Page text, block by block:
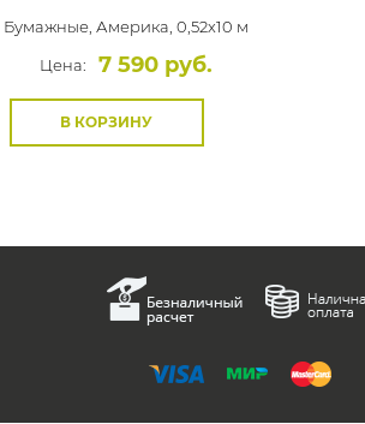
Бумажные, Америка, 0,52x10 м
Цена:
7 590 руб.
В КОРЗИНУ